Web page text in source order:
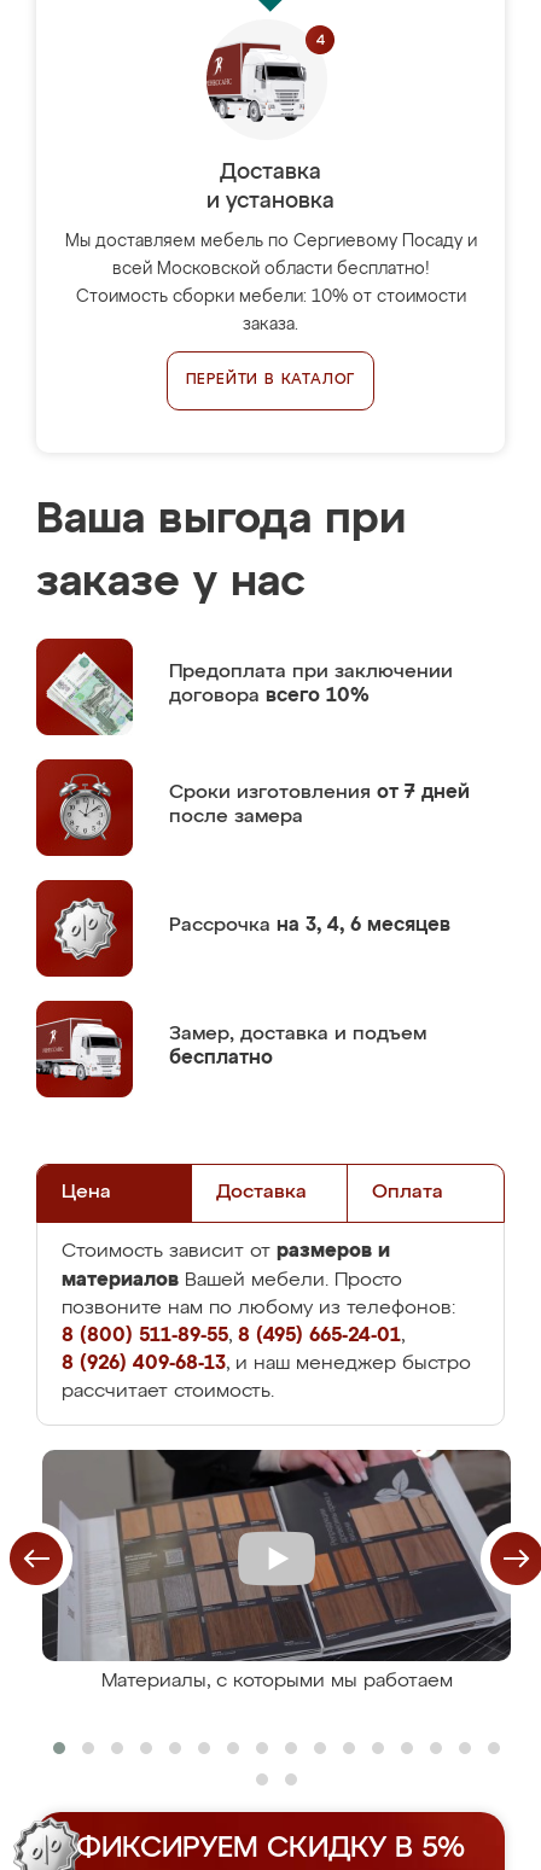
Доставка
и установка
Мы доставляем мебель по Сергиевому Посаду и
всей Московской области бесплатно!
Стоимость сборки мебели: 10% от стоимости
заказа.
ПЕРЕЙТИ В КАТАЛОГ
Ваша выгода при
заказе у нас
Предоплата при заключении
договора всего 10%
Сроки изготовления от 7 дней
после замера
Рассрочка на 3, 4, 6 месяцев
Замер, доставка и подъем
бесплатно
Цена Доставка Оплата
Стоимость зависит от размеров и
материалов Вашей мебели. Просто
позвоните нам по любому из телефонов:
8 (800) 511-89-55, 8 (495) 665-24-01,
8 (926) 409-68-13, и наш менеджер быстро
рассчитает стоимость.
Материалы, с которыми мы работаем
ФИКСИРУЕМ СКИДКУ В 5%